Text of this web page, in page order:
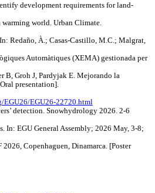
development requirements for land-
world. Urban Climate.
Redaño, À.; Casas-Castillo, M.C.; Malgrat,
Automàtiques (XEMA) gestionada per
B, Groh J, Pardyjak E. Mejorando la
presentation].
EGU26/EGU26-22720.html
detection. Snowhydrology 2026. 2-6
In: EGU General Assembly; 2026 May, 3-8;
Copenhaguen, Dinamarca. [Poster